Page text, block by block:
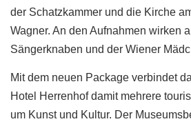
der Schatzkammer und die Kirche
Wagner. An den Aufnahmen wirken
Sängerknaben und der Wiener
Mit dem neuen Package verbindet
Hotel Herrenhof damit mehrere
um Kunst und Kultur. Der